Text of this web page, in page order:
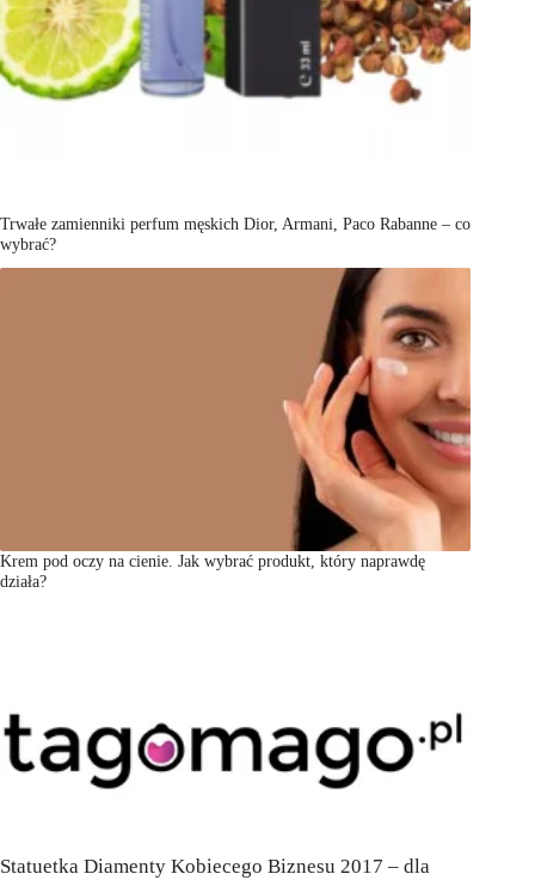
Trwałe zamienniki perfum męskich Dior, Armani, Paco Rabanne – co
wybrać?
Krem pod oczy na cienie. Jak wybrać produkt, który naprawdę
działa?
Statuetka Diamenty Kobiecego Biznesu 2017 – dla